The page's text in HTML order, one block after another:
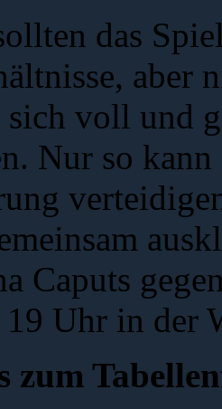
das
aber
sich voll und
Nur so kann
Caputs
19 Uhr in der
zum